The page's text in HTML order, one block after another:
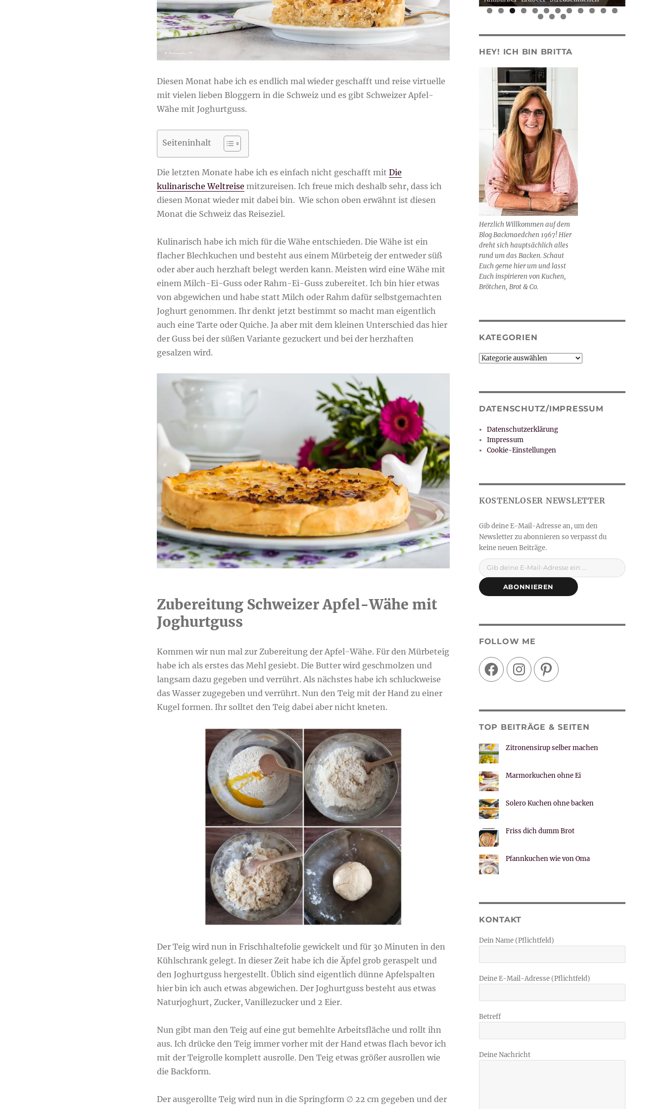
Diesen Monat habe ich es endlich mal wieder geschafft und reise virtuelle
mit vielen lieben Bloggern in die Schweiz und es gibt Schweizer Apfel-
Wähe mit Joghurtguss.
Seiteninhalt
Die letzten Monate habe ich es einfach nicht geschafft mit Die
kulinarische Weltreise mitzureisen. Ich freue mich deshalb sehr, dass ich
diesen Monat wieder mit dabei bin. Wie schon oben erwähnt ist diesen
Monat die Schweiz das Reiseziel.
Kulinarisch habe ich mich für die Wähe entschieden. Die Wähe ist ein
flacher Blechkuchen und besteht aus einem Mürbeteig der entweder süß
oder aber auch herzhaft belegt werden kann. Meisten wird eine Wähe mit
einem Milch-Ei-Guss oder Rahm-Ei-Guss zubereitet. Ich bin hier etwas
von abgewichen und habe statt Milch oder Rahm dafür selbstgemachten
Joghurt genommen. Ihr denkt jetzt bestimmt so macht man eigentlich
auch eine Tarte oder Quiche. Ja aber mit dem kleinen Unterschied das hier
der Guss bei der süßen Variante gezuckert und bei der herzhaften
gesalzen wird.
Zubereitung Schweizer Apfel-Wähe mit
Joghurtguss
Kommen wir nun mal zur Zubereitung der Apfel-Wähe. Für den Mürbeteig
habe ich als erstes das Mehl gesiebt. Die Butter wird geschmolzen und
langsam dazu gegeben und verrührt. Als nächstes habe ich schluckweise
das Wasser zugegeben und verrührt. Nun den Teig mit der Hand zu einer
Kugel formen. Ihr solltet den Teig dabei aber nicht kneten.
Der Teig wird nun in Frischhaltefolie gewickelt und für 30 Minuten in den
Kühlschrank gelegt. In dieser Zeit habe ich die Äpfel grob geraspelt und
den Joghurtguss hergestellt. Üblich sind eigentlich dünne Apfelspalten
hier bin ich auch etwas abgewichen. Der Joghurtguss besteht aus etwas
Naturjoghurt, Zucker, Vanillezucker und 2 Eier.
Nun gibt man den Teig auf eine gut bemehlte Arbeitsfläche und rollt ihn
aus. Ich drücke den Teig immer vorher mit der Hand etwas flach bevor ich
mit der Teigrolle komplett ausrolle. Den Teig etwas größer ausrollen wie
die Backform.
Der ausgerollte Teig wird nun in die Springform ∅ 22 cm gegeben und der
0
1 2
3 4 5
HEY! ICH BIN BRITTA
Herzlich Willkommen auf dem
Blog Backmaedchen 1967! Hier
dreht sich hauptsächlich alles
rund um das Backen. Schaut
Euch gerne hier um und lasst
Euch inspirieren von Kuchen,
Brötchen, Brot & Co.
KATEGORIEN
Kategorien
DATENSCHUTZ/IMPRESSUM
Datenschutzerklärung
Impressum
Cookie-Einstellungen
Gib deine E-Mail-Adresse ein ...
ABONNIEREN
FOLLOW ME
FacebookInstagramPinterest
TOP BEITRÄGE & SEITEN
Zitronensirup selber machen
Marmorkuchen ohne Ei
Solero Kuchen ohne backen
Friss dich dumm Brot
Pfannkuchen wie von Oma
KONTAKT
Dein Name (Pflichtfeld)
Deine E-Mail-Adresse (Pflichtfeld)
Betreff
Deine Nachricht